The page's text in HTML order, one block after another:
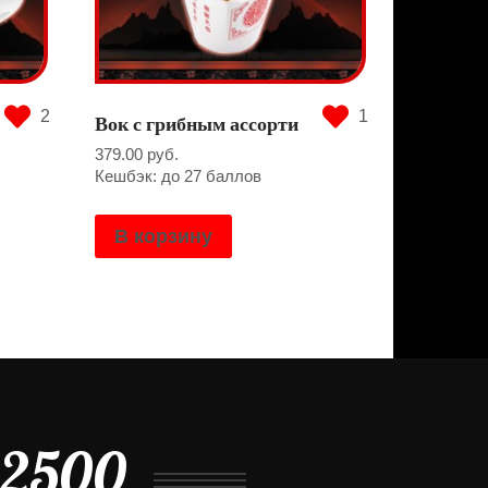
2 1
Вок с грибным ассорти
379.00 руб.
Кешбэк: до 27 баллов
В корзину